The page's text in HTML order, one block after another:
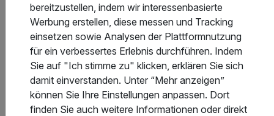
Welche Hotels im Ruhrgebiet haben die schönsten
Zimmer?
Welche Hotels im Ruhrgebiet in der Kategorie Urlaub
haben den besten Service?
bereitzustellen, indem wir interessenbasierte
Werbung erstellen, diese messen und Tracking
einsetzen sowie Analysen der Plattformnutzung
für ein verbessertes Erlebnis durchführen. Indem
Sie auf "Ich stimme zu" klicken, erklären Sie sich
damit einverstanden. Unter “Mehr anzeigen”
können Sie Ihre Einstellungen anpassen. Dort
finden Sie auch weitere Informationen oder direkt